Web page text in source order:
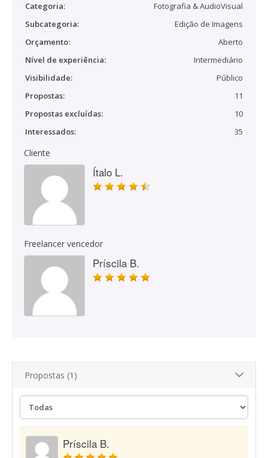
Categoria:
Fotografia & AudioVisual
Subcategoria:
Edição de Imagens
Orçamento:
Aberto
Nível de experiência:
Intermediário
Visibilidade:
Público
Propostas:
11
Propostas excluídas:
10
Interessados:
35
Cliente
Ítalo L.
Freelancer vencedor
Príscila B.
Propostas (1)
Príscila B.